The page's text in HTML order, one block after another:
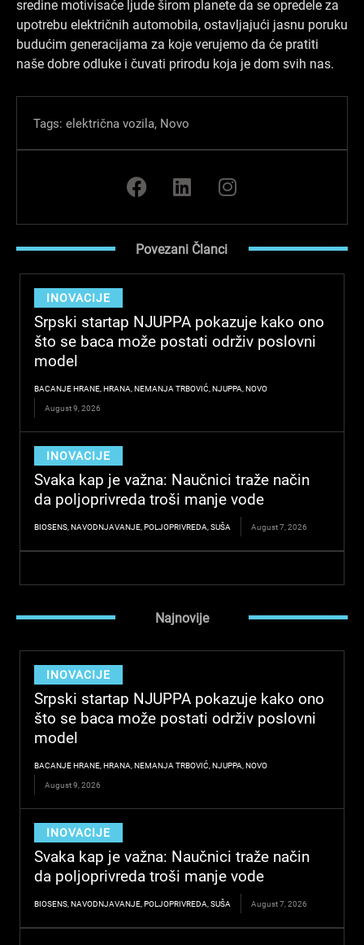
sredine motivisaće ljude širom planete da se opredele za
upotrebu električnih automobila, ostavljajući jasnu poruku
budućim generacijama za koje verujemo da će pratiti
naše dobre odluke i čuvati prirodu koja je dom svih nas.
Tags: električna vozila, Novo
F
a
b
o
k
L
i
e
d
n
I
n
a
g
a
m
Povezani Članci
INOVACIJE
Srpski startap NJUPPA pokazuje kako ono
što se baca može postati održiv poslovni
model
BACANJE HRANE HRANA NEMANJA TRBOVIĆ NJUPPA NOVO
August 9, 2026
INOVACIJE
Svaka kap je važna: Naučnici traže način
da poljoprivreda troši manje vode
BIOSENS NAVODNJAVANJE POLJOPRIVREDA SUŠA August 7, 2026
Najnovije
INOVACIJE
Srpski startap NJUPPA pokazuje kako ono
što se baca može postati održiv poslovni
model
BACANJE HRANE HRANA NEMANJA TRBOVIĆ NJUPPA NOVO
August 9, 2026
INOVACIJE
Svaka kap je važna: Naučnici traže način
da poljoprivreda troši manje vode
BIOSENS NAVODNJAVANJE POLJOPRIVREDA SUŠA August 7, 2026